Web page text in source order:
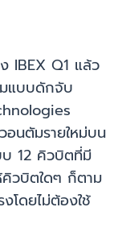
IBEX Q1 แล้ว
แบบดักจับ
อนตัมรายใหม่บน
บ 12 คิวบิตที่มี
วบิตใดๆ ก็ตาม
โดยไม่ต้องใช้